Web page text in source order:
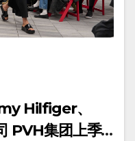
Hilfiger、
PVH集团上季